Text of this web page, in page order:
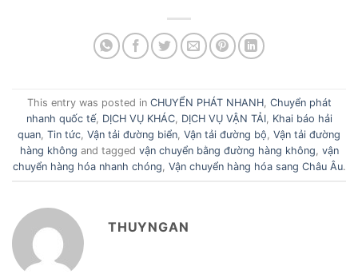
This entry was posted in CHUYỂN PHÁT NHANH, Chuyển phát
nhanh quốc tế, DỊCH VỤ KHÁC, DỊCH VỤ VẬN TẢI, Khai báo hải
quan Tin tức Vận tải đường biển Vận tải đường bộ Vận tải đường
hàng không and tagged vận chuyển bằng đường hàng không vận
chuyển hàng hóa nhanh chóng Vận chuyển hàng hóa sang Châu Âu.
THUYNGAN